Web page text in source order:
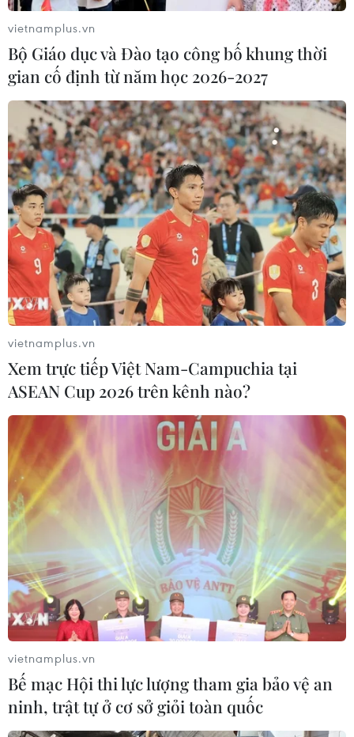
OPEC+ tuyên bố sẽ nâng sản lượng khai
thác từ tháng 7/2019
14/06/2019 23:44
OPEC và các nước sản xuất dầu ngoài OPEC thông báo
sẽ nâng sản lượng dầu bắt đầu từ tháng 7/2019 nhằm
cân bằng thị trường và duy trì giá ở mức có thể chấp
nhận được.
vietnamplus.vn
Bộ Giáo dục và Đào tạo công bố khung thời
gian cố định từ năm học 2026-2027
vietnamplus.vn
Xem trực tiếp Việt Nam-Campuchia tại
ASEAN Cup 2026 trên kênh nào?
vietnamplus.vn
Bế mạc Hội thi lực lượng tham gia bảo vệ an
ninh, trật tự ở cơ sở giỏi toàn quốc